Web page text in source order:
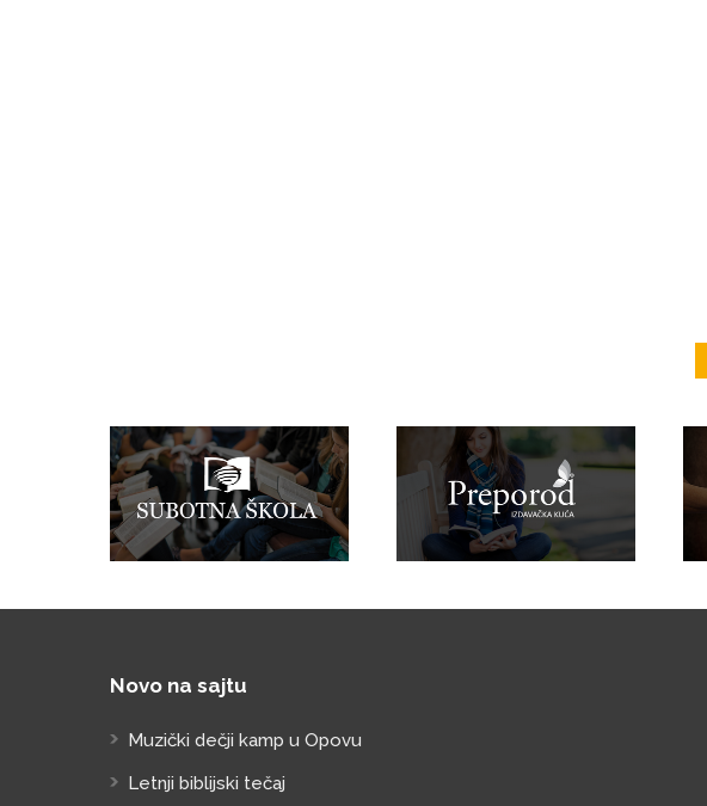
Novo na sajtu
Muzički dečji kamp u Opovu
Letnji biblijski tečaj